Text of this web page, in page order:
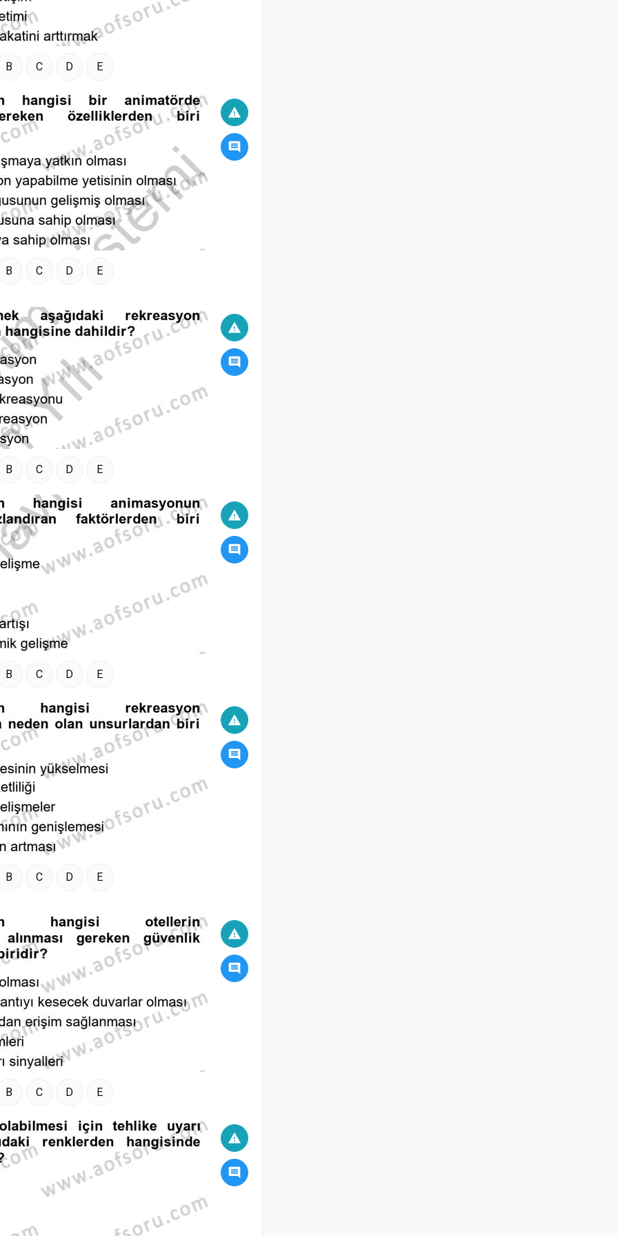
B C D E
warning
comment
B C D E
warning
comment
B C D E
warning
comment
B C D E
warning
comment
B C D E
warning
comment
B C D E
warning
comment